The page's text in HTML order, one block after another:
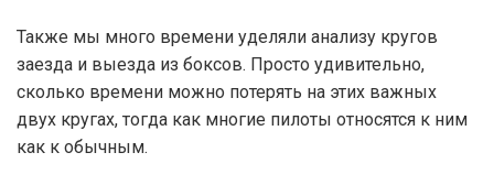
Также мы много времени уделяли анализу кругов
заезда и выезда из боксов. Просто удивительно,
сколько времени можно потерять на этих важных
двух кругах, тогда как многие пилоты относятся к ним
как к обычным.